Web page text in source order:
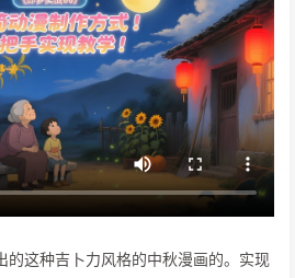
的这种吉卜力风格的中秋漫画的。实现